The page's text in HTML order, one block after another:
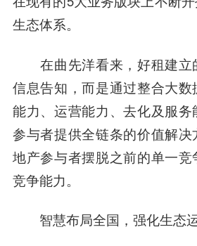
生态体系。
在曲先洋看来，好租建立
信息告知，而是通过整合大
能力、运营能力、去化及服
参与者提供全链条的价值解
地产参与者摆脱之前的单一
竞争能力。
智慧布局全国，强化生态